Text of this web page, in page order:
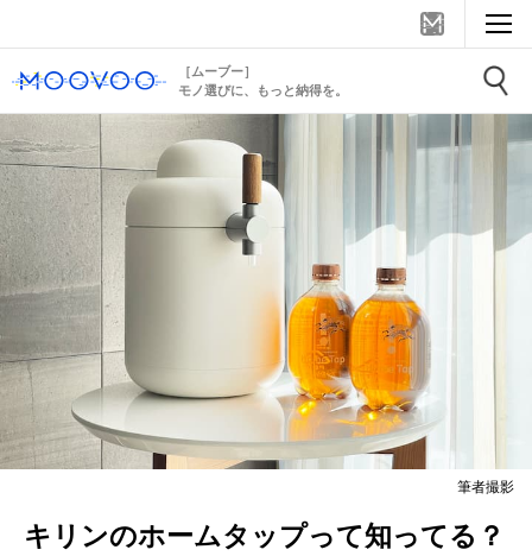
［ムーブー］
モノ選びに、もっと納得を。
筆者撮影
キリンのホームタップって知ってる？